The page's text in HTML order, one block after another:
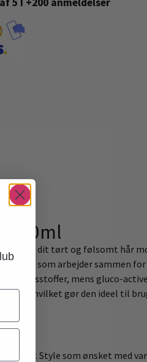
150ml
dit tørt og følsomt hår
som arbejder sammen
mens gluco-
180°C, hvilket gør den ideel til
Style som ønsket med